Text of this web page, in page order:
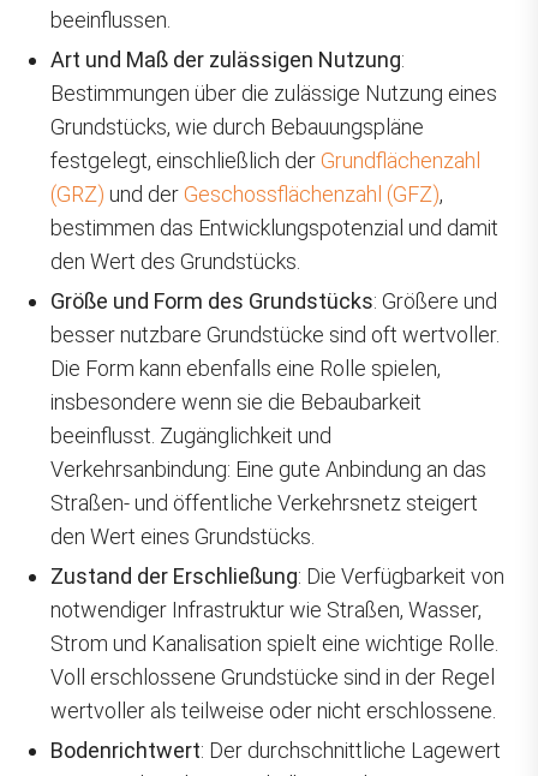
beeinflussen.
Art und Maß der zulässigen Nutzung:
Bestimmungen über die zulässige Nutzung eines
Grundstücks, wie durch Bebauungspläne
festgelegt, einschließlich der Grundflächenzahl
(GRZ) und der Geschossflächenzahl (GFZ),
bestimmen das Entwicklungspotenzial und damit
den Wert des Grundstücks.
Größe und Form des Grundstücks: Größere und
besser nutzbare Grundstücke sind oft wertvoller.
Die Form kann ebenfalls eine Rolle spielen,
insbesondere wenn sie die Bebaubarkeit
beeinflusst. Zugänglichkeit und
Verkehrsanbindung: Eine gute Anbindung an das
Straßen- und öffentliche Verkehrsnetz steigert
den Wert eines Grundstücks.
Zustand der Erschließung: Die Verfügbarkeit von
notwendiger Infrastruktur wie Straßen, Wasser,
Strom und Kanalisation spielt eine wichtige Rolle.
Voll erschlossene Grundstücke sind in der Regel
wertvoller als teilweise oder nicht erschlossene.
Bodenrichtwert: Der durchschnittliche Lagewert